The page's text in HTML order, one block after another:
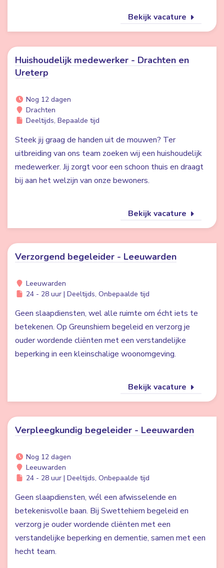
Bekijk vacature
Huishoudelijk medewerker - Drachten en
Ureterp
Nog 12 dagen
Drachten
Deeltijds, Bepaalde tijd
Steek jij graag de handen uit de mouwen? Ter
uitbreiding van ons team zoeken wij een huishoudelijk
medewerker. Jij zorgt voor een schoon thuis en draagt
bij aan het welzijn van onze bewoners.
Bekijk vacature
Verzorgend begeleider - Leeuwarden
Leeuwarden
24 - 28 uur | Deeltijds, Onbepaalde tijd
Geen slaapdiensten, wel alle ruimte om écht iets te
betekenen. Op Greunshiem begeleid en verzorg je
ouder wordende cliënten met een verstandelijke
beperking in een kleinschalige woonomgeving.
Bekijk vacature
Verpleegkundig begeleider - Leeuwarden
Nog 12 dagen
Leeuwarden
24 - 28 uur | Deeltijds, Onbepaalde tijd
Geen slaapdiensten, wél een afwisselende en
betekenisvolle baan. Bij Swettehiem begeleid en
verzorg je ouder wordende cliënten met een
verstandelijke beperking en dementie, samen met een
hecht team.